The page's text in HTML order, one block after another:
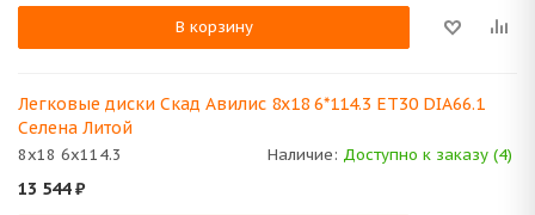
В корзину
Легковые диски Скад Авилис 8x18 6*114.3 ET30 DIA66.1
Селена Литой
8x18 6x114.3 Наличие: Доступно к заказу (4)
13 544₽